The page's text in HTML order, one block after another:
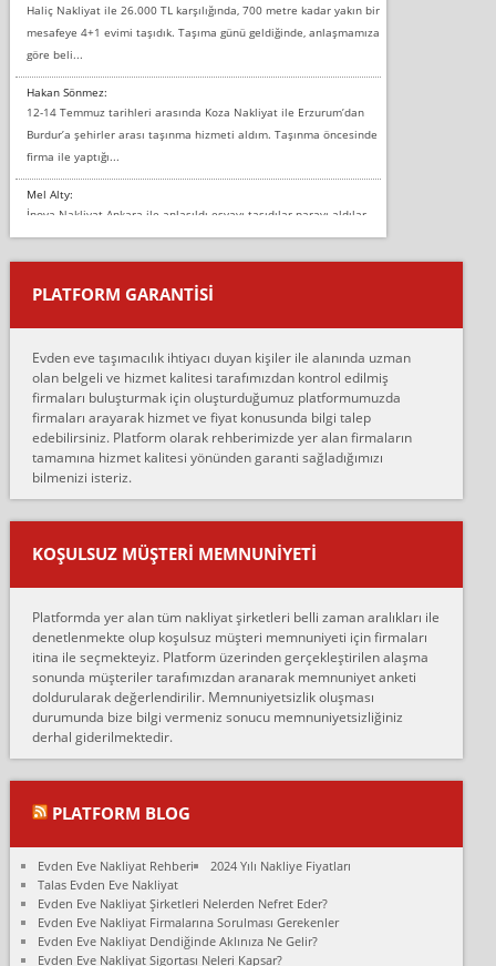
Haliç Nakliyat ile 26.000 TL karşılığında, 700 metre kadar yakın bir
mesafeye 4+1 evimi taşıdık. Taşıma günü geldiğinde, anlaşmamıza
göre beli...
Hakan Sönmez:
12-14 Temmuz tarihleri arasında Koza Nakliyat ile Erzurum’dan
Burdur’a şehirler arası taşınma hizmeti aldım. Taşınma öncesinde
firma ile yaptığı...
Mel Alty:
İnova Nakliyat Ankara ile anlaşıldı eşyayı taşıdılar parayı aldılar.
Salon duvarına bir baktım birisi boydan alüminyum renkli bantı
yapıştırm...
Murat:
çalıştıklarını, müş...
Ahmet:
Lüleburgaz güngünes evden eve naklyat eşyalarımı taşımak için
anlaştık sabah eve geldiklerinde de eşyalarımı düzgün şekilde
sarcaz demelerine r...
mehmet güldü:
Ankara ALİCANLAR NAKLİYAT Tutarsız ve ticari ahlak problemleri
var verdikleri fiyat teklifini arttırdılar. Sonrasında taşıma gününde
oldukça tutarsı...
Ankara Alicanlar naklyat tel 5465524025. 2600 TL'ye ankaradan
Konya ya Alicanlar naklyat la anlaştık bu şahıs evin taşınacağı gün
fiyatın mazoto gele...
Fatih kokmese:
Diyarbakır dan eşyamı getirtmek için anlaştım sözleşme yaptım.
Son anda fiyat artırdılar.. mecburiyetten tasittim.. bu kişiler ağrılı
Ali:
olduk. Asansörlü dediler sonra uraya asansör kurulmaz dediler
fark istediler. ortada asa...
Nimet:
Ben 2021 Ağustos ilk haftası Evimi taşıdım yani İstanbul'un bir
Mahallesi'nden bir başka Mahallesi'ne yani Ümraniye bölgesinde
PLATFORM GARANTİSİ
Evden eve taşımacılık ihtiyacı duyan kişiler ile alanında uzman
olan belgeli ve hizmet kalitesi tarafımızdan kontrol edilmiş
firmaları buluşturmak için oluşturduğumuz platformumuzda
firmaları arayarak hizmet ve fiyat konusunda bilgi talep
edebilirsiniz. Platform olarak rehberimizde yer alan firmaların
tamamına hizmet kalitesi yönünden garanti sağladığımızı
bilmenizi isteriz.
KOŞULSUZ MÜŞTERI MEMNUNIYETI
Platformda yer alan tüm nakliyat şirketleri belli zaman aralıkları ile
denetlenmekte olup koşulsuz müşteri memnuniyeti için firmaları
itina ile seçmekteyiz. Platform üzerinden gerçekleştirilen alaşma
sonunda müşteriler tarafımızdan aranarak memnuniyet anketi
doldurularak değerlendirilir. Memnuniyetsizlik oluşması
durumunda bize bilgi vermeniz sonucu memnuniyetsizliğiniz
derhal giderilmektedir.
PLATFORM BLOG
Evden Eve Nakliyat Rehberi
2024 Yılı Nakliye Fiyatları
Talas Evden Eve Nakliyat
Evden Eve Nakliyat Şirketleri Nelerden Nefret Eder?
Evden Eve Nakliyat Firmalarına Sorulması Gerekenler
Evden Eve Nakliyat Dendiğinde Aklınıza Ne Gelir?
Evden Eve Nakliyat Sigortası Neleri Kapsar?